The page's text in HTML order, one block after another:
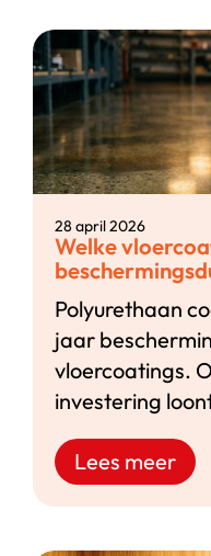
28 april 2026
Welke
Polyurethaan
jaar
vloercoatings.
investering
Lees meer